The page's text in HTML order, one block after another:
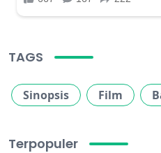
TAGS
Sinopsis Film
Terpopuler